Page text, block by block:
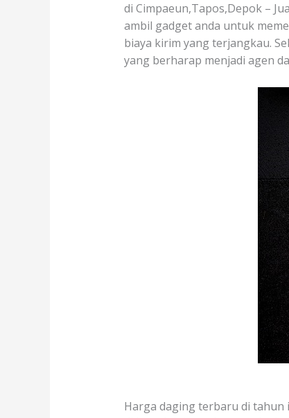
di Cimpaeun,Tapos,Depok –
ambil gadget anda untuk
biaya kirim yang terjangkau.
yang berharap menjadi agen
Harga daging terbaru di tahun